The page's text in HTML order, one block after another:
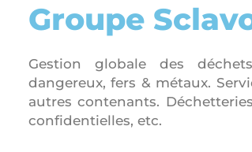
Groupe
Gestion globale des
dangereux, fers & métaux.
autres contenants.
confidentielles, etc.